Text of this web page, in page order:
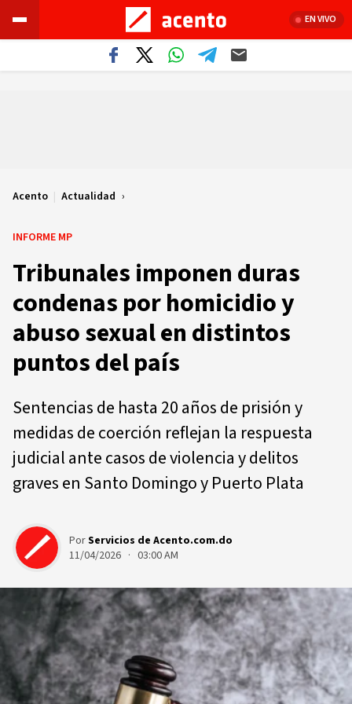
EN VIVO
Acento | Actualidad
INFORME MP
Tribunales imponen duras
condenas por homicidio y
abuso sexual en distintos
puntos del país
Sentencias de hasta 20 años de prisión y
medidas de coerción reflejan la respuesta
judicial ante casos de violencia y delitos
graves en Santo Domingo y Puerto Plata
PorServicios de Acento.com.do
11/04/2026 · 03:00 AM